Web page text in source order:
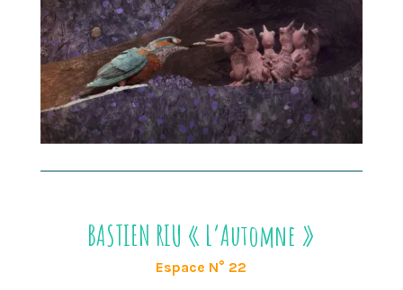
BASTIEN RIU « L’Automne »
Espace N° 22